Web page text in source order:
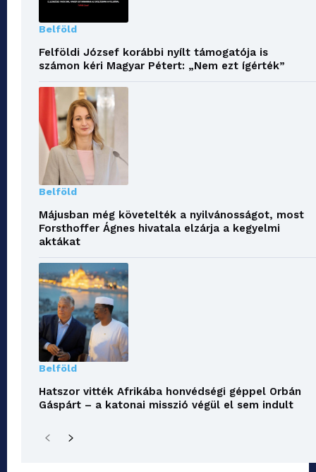
Belföld
Felföldi József korábbi nyílt támogatója is
számon kéri Magyar Pétert: „Nem ezt ígérték”
Belföld
Májusban még követelték a nyilvánosságot, most
Forsthoffer Ágnes hivatala elzárja a kegyelmi
aktákat
Belföld
Hatszor vitték Afrikába honvédségi géppel Orbán
Gáspárt – a katonai misszió végül el sem indult